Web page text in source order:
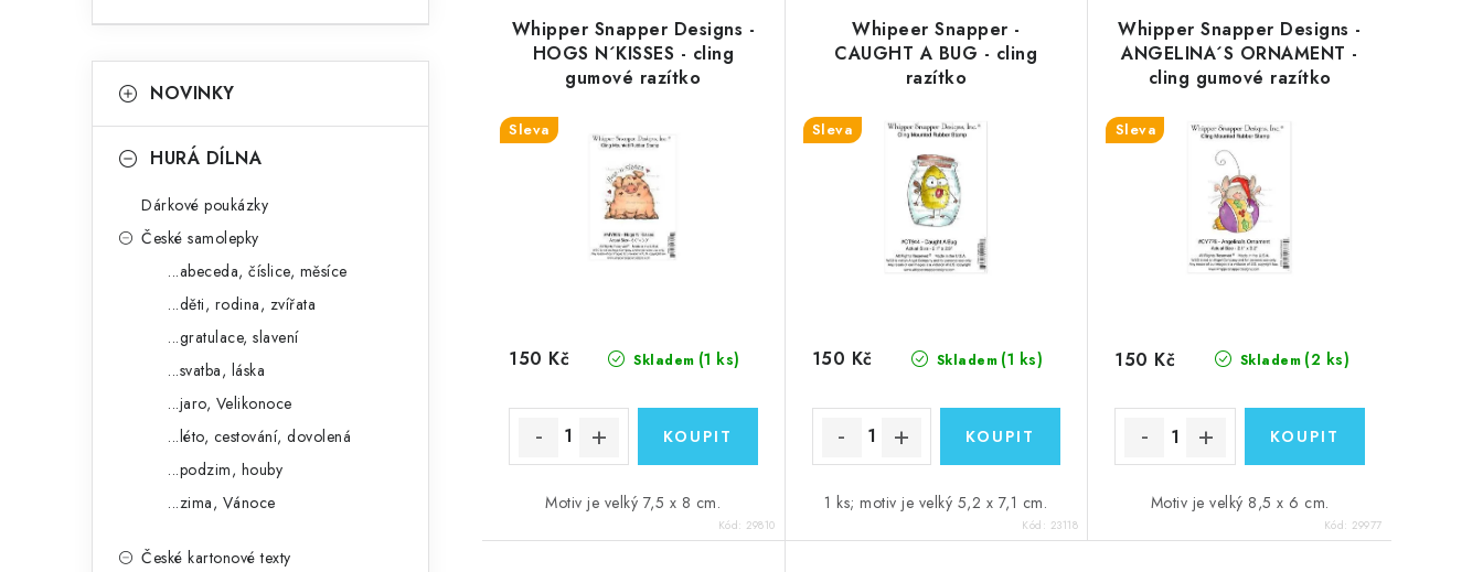
r
a
kategorie
a
NOVINKY
HURÁ DÍLNA
Dárkové poukázky
České samolepky
...abeceda, číslice, měsíce
...děti, rodina, zvířata
...gratulace, slavení
...svatba, láska
...jaro, Velikonoce
...léto, cestování, dovolená
...podzim, houby
...zima, Vánoce
České kartonové texty
e
n
o
k
t
ů
Whipper Snapper Designs -
HOGS N´KISSES - cling
gumové razítko
Sleva
Skladem (1 ks)
150 Kč
Motiv je velký 7,5 x 8 cm.
Kód: 29810
Whipeer Snapper -
CAUGHT A BUG - cling
razítko
Sleva
Skladem (1 ks)
150 Kč
1 ks; motiv je velký 5,2 x 7,1 cm.
Kód: 23118
Whipper Snapper Designs -
ANGELINA´S ORNAMENT -
cling gumové razítko
Sleva
Skladem (2 ks)
150 Kč
Motiv je velký 8,5 x 6 cm.
Kód: 29977